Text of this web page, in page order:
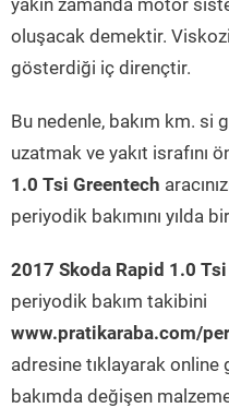
yakın zamanda motor
oluşacak demektir.
gösterdiği iç dirençtir.
Bu nedenle, bakım km.
uzatmak ve yakıt israfını
1.0 Tsi Greentech
periyodik bakımını yılda
2017 Skoda Rapid 1.0
periyodik bakım takibini
www.pratikaraba.com/
adresine tıklayarak
bakımda değişen